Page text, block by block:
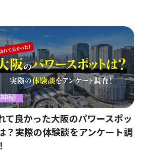
神秘
て良かった大阪のパワースポッ
？実際の体験談をアンケート調